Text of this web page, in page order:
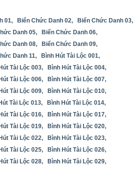
01, Biển Chức Danh 02,
Biển Chức Danh 03,
Danh 05,
Biển Chức Danh 06,
Danh 08,
Biển Chức Danh 09,
Danh 11,
Bình Hút Tài Lộc 001,
Tài Lộc 003,
Bình Hút Tài Lộc 004,
Tài Lộc 006,
Bình Hút Tài Lộc 007,
Tài Lộc 009,
Bình Hút Tài Lộc 010,
Tài Lộc 013,
Bình Hút Tài Lộc 014,
Tài Lộc 016,
Bình Hút Tài Lộc 017,
Tài Lộc 019,
Bình Hút Tài Lộc 020,
Tài Lộc 022,
Bình Hút Tài Lộc 023,
Tài Lộc 025,
Bình Hút Tài Lộc 026,
Tài Lộc 028,
Bình Hút Tài Lộc 029,